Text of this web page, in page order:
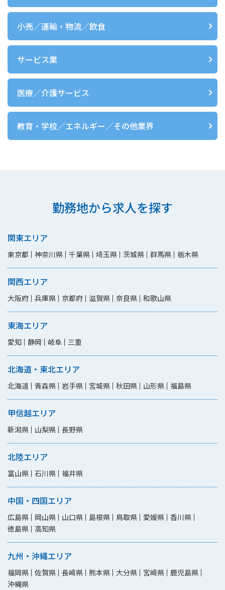
小売／運輸・物流／飲食
サービス業
医療／介護サービス
教育・学校／エネルギー／その他業界
勤務地から求人を探す
関東エリア
東京都 神奈川県 千葉県 埼玉県 茨城県 群馬県 栃木県
関西エリア
大阪府 兵庫県 京都府 滋賀県 奈良県 和歌山県
東海エリア
愛知 静岡 岐阜 三重
北海道・東北エリア
北海道 青森県 岩手県 宮城県 秋田県 山形県 福島県
甲信越エリア
新潟県 山梨県 長野県
北陸エリア
富山県 石川県 福井県
中国・四国エリア
広島県 岡山県 山口県 島根県 鳥取県 愛媛県 香川県
徳島県
高知県
九州・沖縄エリア
福岡県 佐賀県 長崎県 熊本県 大分県 宮崎県 鹿児島県
沖縄県